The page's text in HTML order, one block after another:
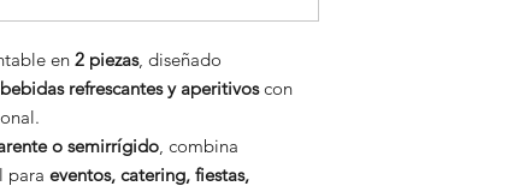
en 2 piezas, diseñado
refrescantes y aperitivoscon
o semirrígido, combina
para eventos, catering, fiestas,